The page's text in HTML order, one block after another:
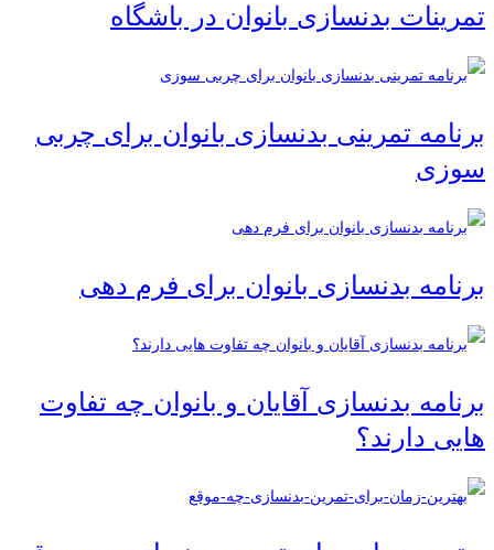
تمرینات بدنسازی بانوان در باشگاه
برنامه تمرینی بدنسازی بانوان برای چربی
سوزی
برنامه بدنسازی بانوان برای فرم دهی
برنامه بدنسازی آقایان و بانوان چه تفاوت
هایی دارند؟